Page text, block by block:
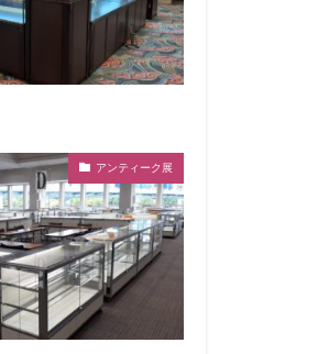
アンティーク展